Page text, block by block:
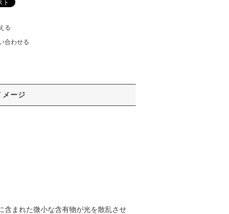
る
合わせる
メージ
含まれた微小な含有物が光を散乱させ